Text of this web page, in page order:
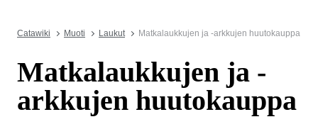
Catawiki Muoti Laukut Matkalaukkujen ja -arkkujen huutokauppa
Matkalaukkujen ja -
arkkujen huutokauppa